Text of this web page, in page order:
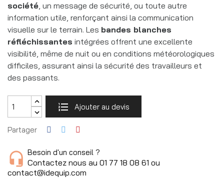
société, un message de sécurité, ou toute autre
information utile, renforçant ainsi la communication
visuelle sur le terrain. Les bandes blanches
réfléchissantes intégrées offrent une excellente
visibilité, même de nuit ou en conditions météorologiques
difficiles, assurant ainsi la sécurité des travailleurs et
des passants.
Ajouter au devis
Partager
Besoin d'un conseil ?
Contactez nous au 01 77 18 08 61 ou
contact@idequip.com